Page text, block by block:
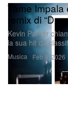
Musica
Tame Impala
remix di
Kevin Parker
la sua hit da
Feb 8, 2026